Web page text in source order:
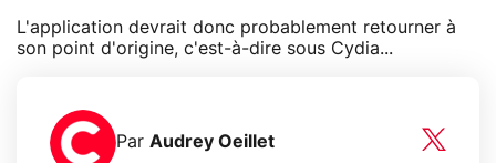
L'application devrait donc probablement retourner à
son point d'origine, c'est-à-dire sous Cydia...
Par Audrey Oeillet